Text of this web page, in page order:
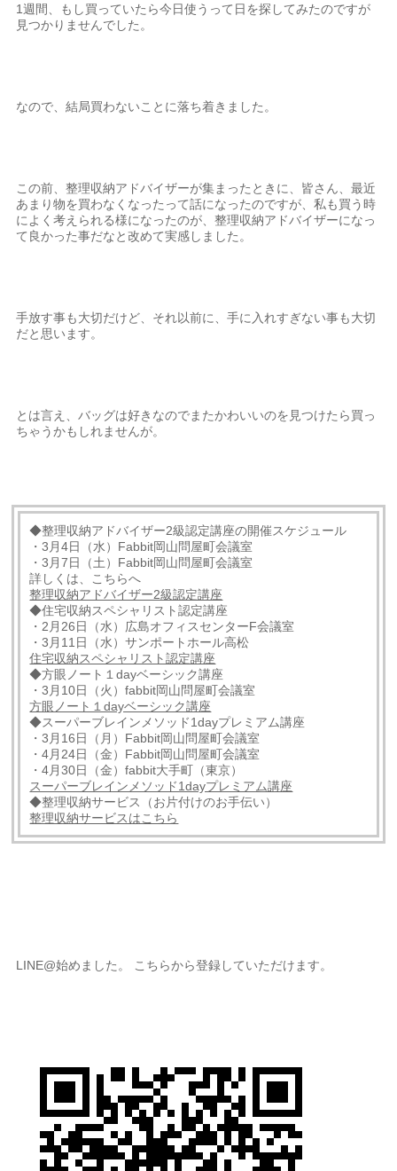
1週間、もし買っていたら今日使うって日を探してみたのですが
見つかりませんでした。
なので、結局買わないことに落ち着きました。
この前、整理収納アドバイザーが集まったときに、皆さん、最近
あまり物を買わなくなったって話になったのですが、私も買う時
によく考えられる様になったのが、整理収納アドバイザーになっ
て良かった事だなと改めて実感しました。
手放す事も大切だけど、それ以前に、手に入れすぎない事も大切
だと思います。
とは言え、バッグは好きなのでまたかわいいのを見つけたら買っ
ちゃうかもしれませんが。
◆整理収納アドバイザー2級認定講座の開催スケジュール
・3月4日（水）Fabbit岡山問屋町会議室
・3月7日（土）Fabbit岡山問屋町会議室
詳しくは、こちらへ
整理収納アドバイザー2級認定講座
◆住宅収納スペシャリスト認定講座
・2月26日（水）広島オフィスセンターF会議室
・3月11日（水）サンポートホール高松
住宅収納スペシャリスト認定講座
◆方眼ノート１dayベーシック講座
・3月10日（火）fabbit岡山問屋町会議室
方眼ノート１dayベーシック講座
◆スーパーブレインメソッド1dayプレミアム講座
・3月16日（月）Fabbit岡山問屋町会議室
・4月24日（金）Fabbit岡山問屋町会議室
・4月30日（金）fabbit大手町（東京）
スーパーブレインメソッド1dayプレミアム講座
◆整理収納サービス（お片付けのお手伝い）
整理収納サービスはこちら
LINE@始めました。 こちらから登録していただけます。